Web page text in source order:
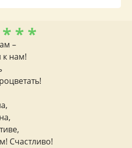
* * *
–
к нам!
Счастливо!